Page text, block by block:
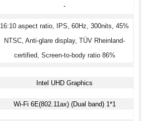
-
16:10 aspect ratio, IPS, 60Hz, 300nits, 45%
NTSC, Anti-glare display, TÜV Rheinland-
certified, Screen-to-body ratio 86%
Intel UHD Graphics
Wi-Fi 6E(802.11ax) (Dual band) 1*1